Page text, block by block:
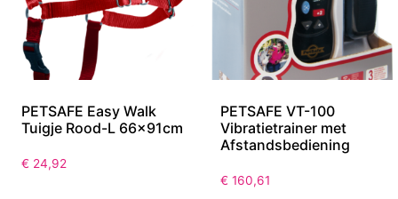
PETSAFE Easy Walk
Tuigje Rood-L 66x91cm
€ 24,92
PETSAFE VT-100
Vibratietrainer met
Afstandsbediening
€ 160,61